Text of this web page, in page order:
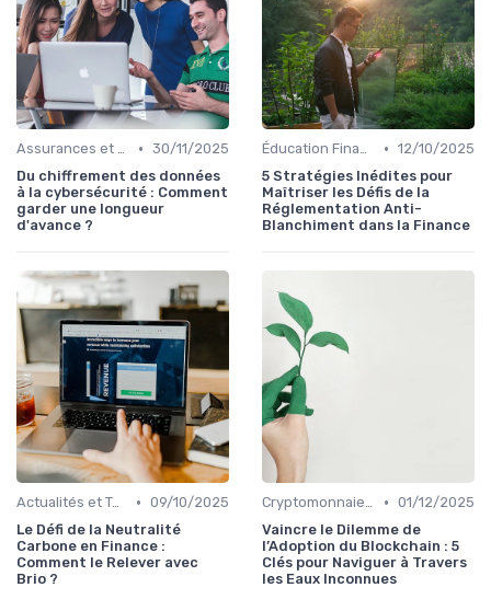
Assurances et Protections Financières • 30/11/2025
Du chiffrement des données
à la cybersécurité : Comment
garder une longueur
d'avance ?
Éducation Financière • 12/10/2025
5 Stratégies Inédites pour
Maîtriser les Défis de la
Réglementation Anti-
Blanchiment dans la Finance
Actualités et Tendances Économiques • 09/10/2025
Le Défi de la Neutralité
Carbone en Finance :
Comment le Relever avec
Brio ?
Cryptomonnaies et Investissements Alternatifs • 01/12/2025
Vaincre le Dilemme de
l’Adoption du Blockchain : 5
Clés pour Naviguer à Travers
les Eaux Inconnues